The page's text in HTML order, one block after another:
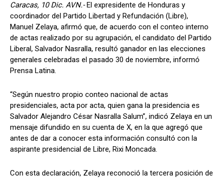
Caracas, 10 Dic. AVN.- El expresidente de Honduras y
coordinador del Partido Libertad y Refundación (Libre),
Manuel Zelaya, afirmó que, de acuerdo con el conteo interno
de actas realizado por su agrupación, el candidato del Partido
Liberal, Salvador Nasralla, resultó ganador en las elecciones
generales celebradas el pasado 30 de noviembre, informó
Prensa Latina.
“Según nuestro propio conteo nacional de actas
presidenciales, acta por acta, quien gana la presidencia es
Salvador Alejandro César Nasralla Salum”, indicó Zelaya en un
mensaje difundido en su cuenta de X, en la que agregó que
antes de dar a conocer esta información consultó con la
aspirante presidencial de Libre, Rixi Moncada.
Con esta declaración, Zelaya reconoció la tercera posición de